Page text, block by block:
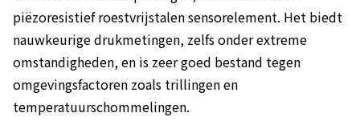
piëzoresistief roestvrijstalen sensorelement. Het biedt
nauwkeurige drukmetingen, zelfs onder extreme
omstandigheden, en is zeer goed bestand tegen
omgevingsfactoren zoals trillingen en
temperatuurschommelingen.